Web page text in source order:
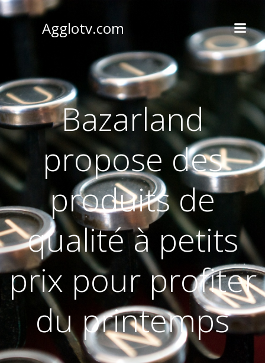
Agglotv.com
Bazarland
propose des
produits de
qualité à petits
prix pour profiter
du printemps